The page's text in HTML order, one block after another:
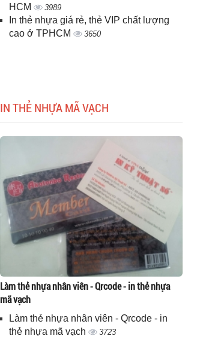
HCM
3989
In thẻ nhựa giá rẻ, thẻ VIP chất lượng
cao ở TPHCM
3650
IN THẺ NHỰA MÃ VẠCH
Làm thẻ nhựa nhân viên - Qrcode - in thẻ nhựa
mã vạch
Làm thẻ nhựa nhân viên - Qrcode - in
thẻ nhựa mã vạch
3723